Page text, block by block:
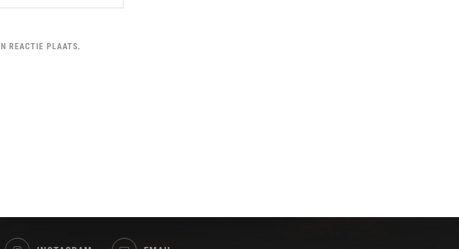
REACTIE PLAATS.